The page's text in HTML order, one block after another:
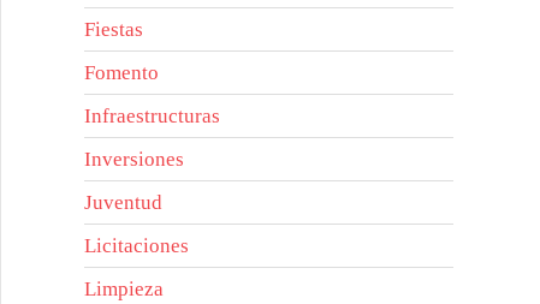
Fiestas
Fomento
Infraestructuras
Inversiones
Juventud
Licitaciones
Limpieza